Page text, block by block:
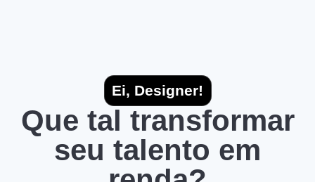
Ei, Designer!
Que tal transformar
seu talento em